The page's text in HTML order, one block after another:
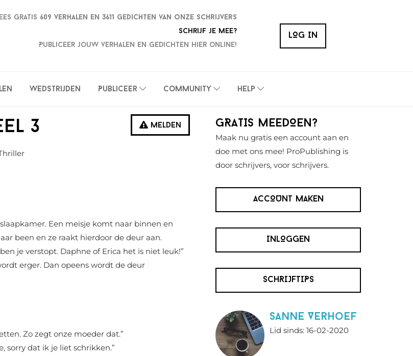
gratis 609 verhalen en 3611 gedichten van onze schrijvers
Schrijf je mee?
Publiceer jouw verhalen en gedichten hier online!
LOG IN
Wedstrijden Publiceer Community Help
Melden
3
Een meisje komt naar binnen en
been en ze raakt hierdoor de deur aan.
je verstopt. Daphne of Erica het is niet leuk!”
erger. Dan opeens wordt de deur
Zo zegt onze moeder dat.”
sorry dat ik je liet schrikken.”
Primaire
Sidebar
GRATIS MEEDOEN?
Maak nu gratis een account aan en
doe met ons mee! ProPublishing is
door schrijvers, voor schrijvers.
ACCOUNT MAKEN
INLOGGEN
SCHRIJFTIPS
Sanne Verhoef
Lid sinds: 16-02-2020